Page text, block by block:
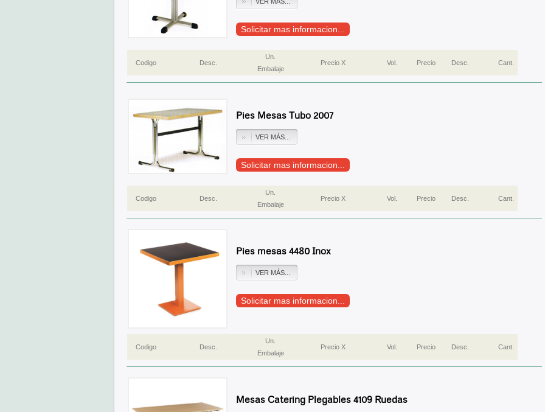
Solicitar mas informacion...
Codigo Desc.
Un.
Embalaje
Precio X Vol. Precio Desc. Cant.
Pies Mesas Tubo 2007
VER MÁS...
Solicitar mas informacion...
Codigo Desc.
Un.
Embalaje
Precio X Vol. Precio Desc. Cant.
Pies mesas 4480 Inox
VER MÁS...
Solicitar mas informacion...
Codigo Desc.
Un.
Embalaje
Precio X Vol. Precio Desc. Cant.
Mesas Catering Plegables 4109 Ruedas